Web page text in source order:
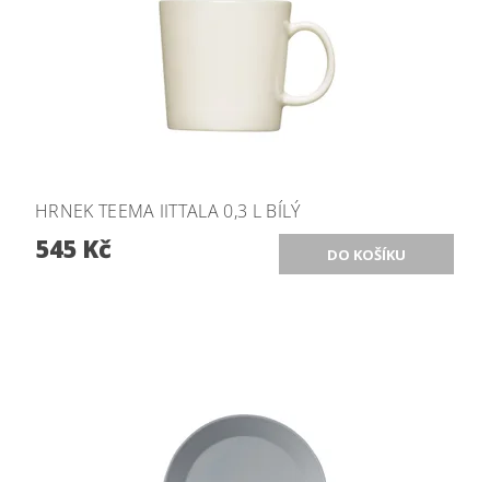
HRNEK TEEMA IITTALA 0,3 L BÍLÝ
545 Kč